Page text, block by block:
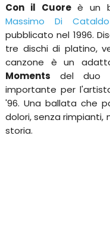
Con il Cuoreè un
Massimo Di Cataldo
pubblicato nel 1996.
tre dischi di platino,
canzone è un
Moments del duo
importante per
'96. Una ballata che
dolori, senza rimpianti,
storia.